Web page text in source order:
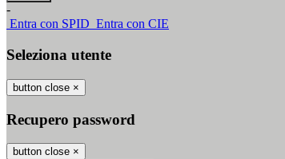
-
Entra con SPID Entra con CIE
Seleziona utente
button close ×
Recupero password
button close ×